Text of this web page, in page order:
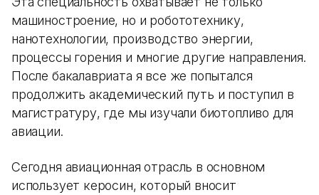
машиностроение, но и робототехнику,
нанотехнологии, производство энергии,
процессы горения и многие другие направления.
После бакалавриата я все же попытался
продолжить академический путь и поступил в
магистратуру, где мы изучали биотопливо для
авиации.
Сегодня авиационная отрасль в основном
использует керосин, который вносит